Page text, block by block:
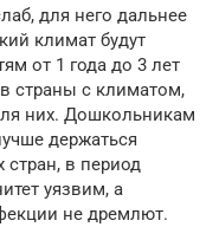
для него дальнее
климат будут
от 1 года до 3 лет
страны с климатом,
них. Дошкольникам
держаться
стран, в период
уязвим, а
не дремлют.